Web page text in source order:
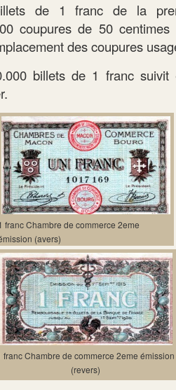
de 1 franc de la
coupures de 50
des coupures
billets de 1 franc
franc Chambre de commerce 2eme
(avers)
franc Chambre de commerce 2eme émission
(revers)